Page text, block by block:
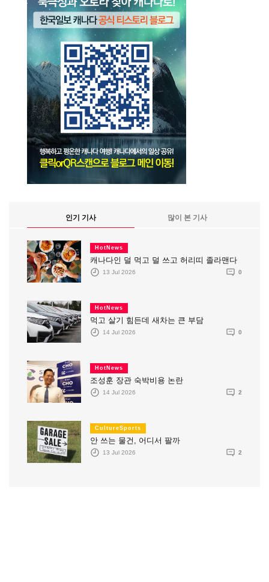
인기 기사 많이 본 기사
HotNews
캐나다인 덜 먹고 덜 쓰고 허리띠 졸라맨다
13 Jul 2026 0
HotNews
먹고 살기 힘든데 새차는 큰 부담
14 Jul 2026 0
HotNews
조성훈 장관 숙박비용 논란
14 Jul 2026 2
CultureSports
안 쓰는 물건, 어디서 팔까
13 Jul 2026 2